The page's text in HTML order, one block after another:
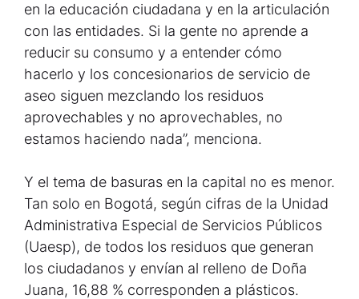
en la educación ciudadana y en la articulación
con las entidades. Si la gente no aprende a
reducir su consumo y a entender cómo
hacerlo y los concesionarios de servicio de
aseo siguen mezclando los residuos
aprovechables y no aprovechables, no
estamos haciendo nada”, menciona.
Y el tema de basuras en la capital no es menor.
Tan solo en Bogotá, según cifras de la Unidad
Administrativa Especial de Servicios Públicos
(Uaesp), de todos los residuos que generan
los ciudadanos y envían al relleno de Doña
Juana, 16,88 % corresponden a plásticos.